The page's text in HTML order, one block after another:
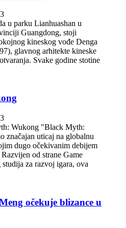
u parku Lianhuashan u
Guangdong, stoji
kineskog vođe Denga
glavnog arhitekte kineske
Svake godine stotine
Wukong "Black Myth:
značajan uticaj na globalnu
dugo očekivanim debijem
od strane Game
studija za razvoj igara, ova
očekuje blizance u